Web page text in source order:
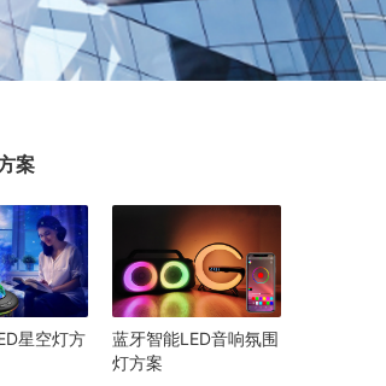
案
星空灯方
蓝牙智能LED音响氛围
灯方案